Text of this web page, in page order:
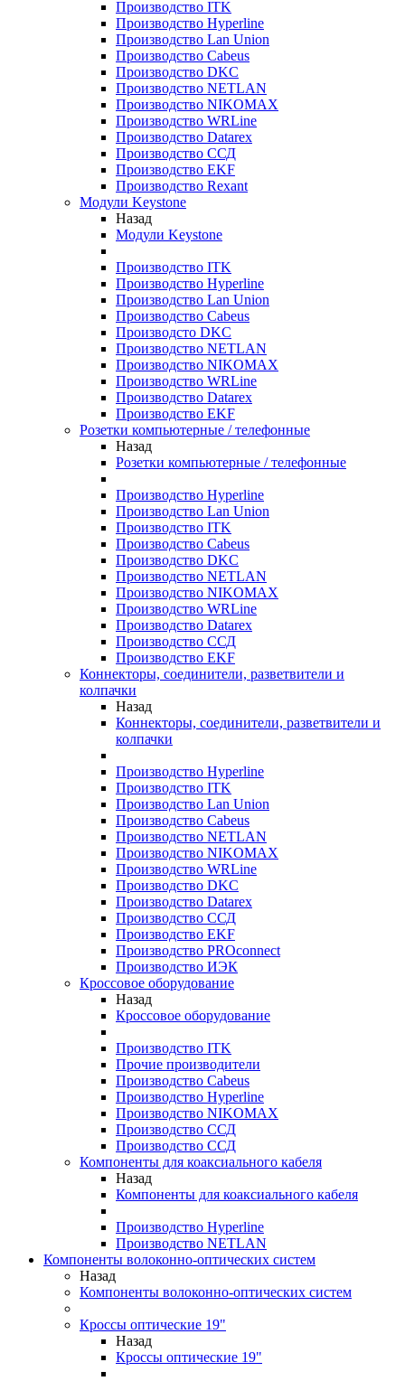
Производство ITK
Производство Hyperline
Производство Lan Union
Производство Cabeus
Производство DKC
Производство NETLAN
Производство NIKOMAX
Производство WRLine
Производство Datarex
Производство ССД
Производство EKF
Производство Rexant
Модули Keystone
Назад
Модули Keystone
Производство ITK
Производство Hyperline
Производство Lan Union
Производство Cabeus
Производсто DKC
Производство NETLAN
Производство NIKOMAX
Производство WRLine
Производство Datarex
Производство EKF
Розетки компьютерные / телефонные
Назад
Розетки компьютерные / телефонные
Производство Hyperline
Производство Lan Union
Производство ITK
Производство Cabeus
Производство DKC
Производство NETLAN
Производство NIKOMAX
Производство WRLine
Производство Datarex
Производство ССД
Производство EKF
Коннекторы, соединители, разветвители и
колпачки
Назад
Коннекторы, соединители, разветвители и
колпачки
Производство Hyperline
Производство ITK
Производство Lan Union
Производство Cabeus
Производство NETLAN
Производство NIKOMAX
Производство WRLine
Производство DKC
Производство Datarex
Производство ССД
Производство EKF
Производство PROconnect
Производство ИЭК
Кроссовое оборудование
Назад
Кроссовое оборудование
Производство ITK
Прочие производители
Производство Cabeus
Производство Hyperline
Производство NIKOMAX
Производство ССД
Производство ССД
Компоненты для коаксиального кабеля
Назад
Компоненты для коаксиального кабеля
Производство Hyperline
Производство NETLAN
Компоненты волоконно-оптических систем
Назад
Компоненты волоконно-оптических систем
Кроссы оптические 19"
Назад
Кроссы оптические 19"